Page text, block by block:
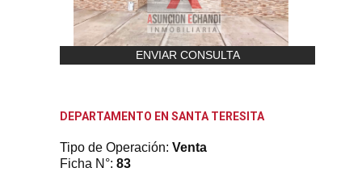
ENVIAR CONSULTA
DEPARTAMENTO EN SANTA TERESITA
Tipo de Operación: Venta
Ficha N°: 83